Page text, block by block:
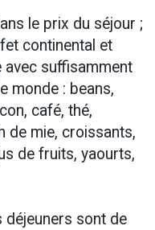
le prix du séjour ;
continental et
avec suffisamment
monde : beans,
café, thé,
de mie, croissants,
de fruits, yaourts,
déjeuners sont de